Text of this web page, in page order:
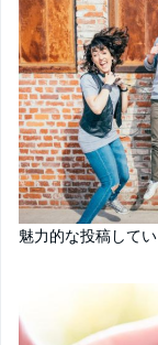
魅力的な投稿して